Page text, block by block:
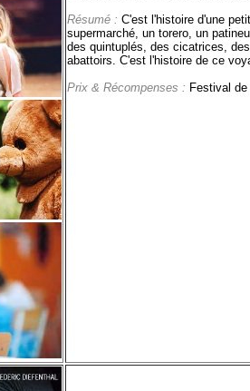
Résumé : C'est l'histoire d'une
supermarché, un torero, un
des quintuplés, des cicatrices,
abattoirs. C'est l'histoire de ce
Prix & Récompenses : Festival